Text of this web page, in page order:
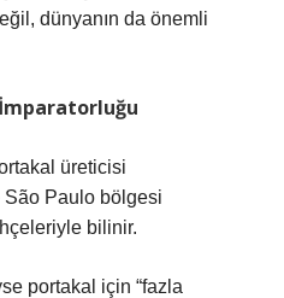
dünyanın da önemli
üreticisi
São Paulo bölgesi
bilinir.
portakal için “fazla